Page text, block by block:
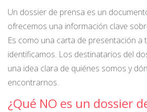
Un dossier de prensa es un
ofrecemos una información clave
Es como una carta de presentación a
identificamos. Los destinatarios del
una idea clara de quiénes somos y
encontrarnos.
¿Qué NO es un dossier